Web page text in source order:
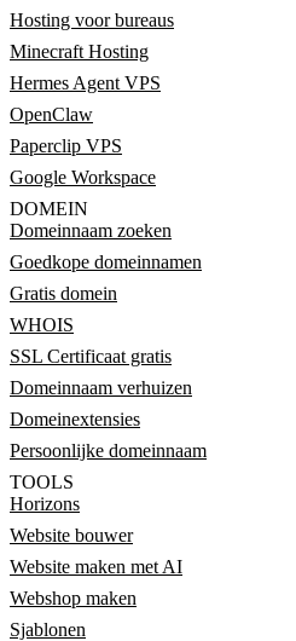
Hosting voor bureaus
Minecraft Hosting
Hermes Agent VPS
OpenClaw
Paperclip VPS
Google Workspace
DOMEIN
Domeinnaam zoeken
Goedkope domeinnamen
Gratis domein
WHOIS
SSL Certificaat gratis
Domeinnaam verhuizen
Domeinextensies
Persoonlijke domeinnaam
TOOLS
Horizons
Website bouwer
Website maken met AI
Webshop maken
Sjablonen